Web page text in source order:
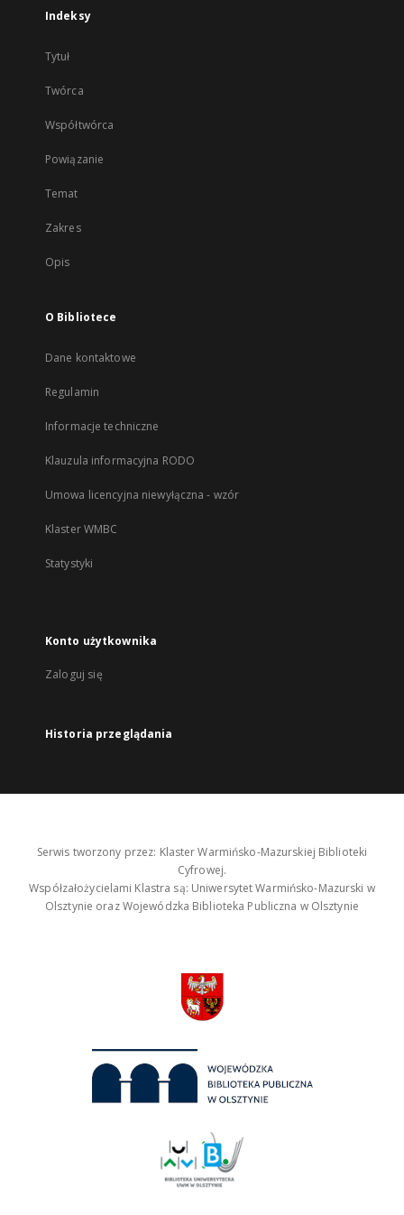
Indeksy
Tytuł
Twórca
Współtwórca
Powiązanie
Temat
Zakres
Opis
O Bibliotece
Dane kontaktowe
Regulamin
Informacje techniczne
Klauzula informacyjna RODO
Umowa licencyjna niewyłączna - wzór
Klaster WMBC
Statystyki
Konto użytkownika
Zaloguj się
Historia przeglądania
Serwis tworzony przez: Klaster Warmińsko-Mazurskiej Biblioteki
Cyfrowej.
Współzałożycielami Klastra są: Uniwersytet Warmińsko-Mazurski w
Olsztynie oraz Wojewódzka Biblioteka Publiczna w Olsztynie